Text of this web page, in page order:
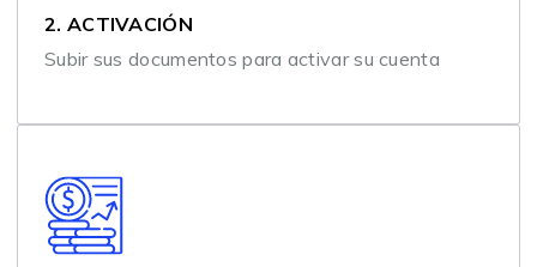
2. ACTIVACIÓN
Subir sus documentos para activar su cuenta